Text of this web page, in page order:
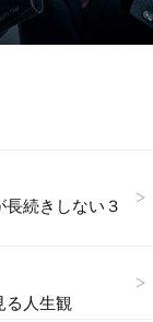
続きしない３
る人生観